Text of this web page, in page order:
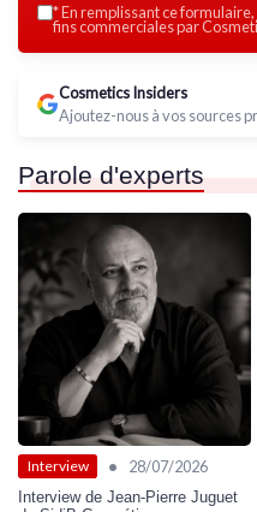
*En remplissant ce formulaire,
fins commerciales par
Cosmetics Insiders
Ajoutez-nous à vos sources
Parole d'experts
Interview • 28/07/2026
Interview de Jean-Pierre Juguet